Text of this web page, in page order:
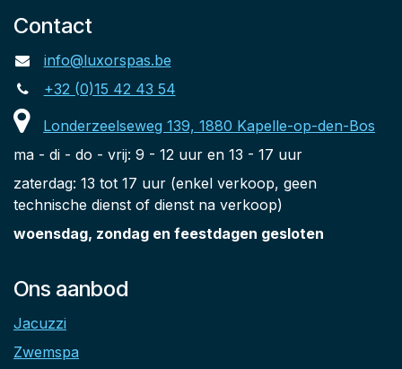
Contact
info@luxorspas.be
+32 (0)15 42 43 54
Londerzeelseweg 139, 1880 Kapelle-op-den-Bos
ma - di - do - vrij: 9 - 12 uur en 13 - 17 uur
zaterdag: 13 tot 17 uur (enkel verkoop, geen
technische dienst of dienst na verkoop)
woensdag, zondag en feestdagen gesloten
Ons aanbod
Jacuzzi
Zwemspa